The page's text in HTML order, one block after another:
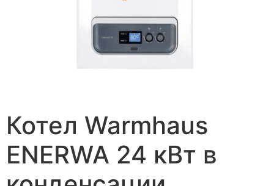
Котел Warmhaus
ENERWA 24 кВт в